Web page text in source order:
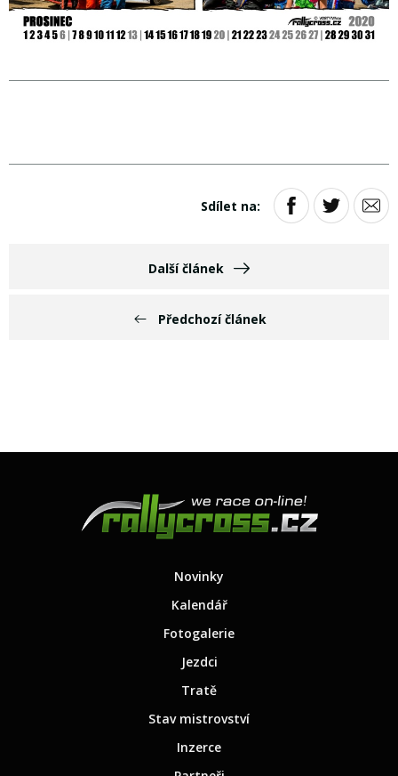
Předchozí článek
Sdílet na:
Další článek
Novinky
Kalendář
Fotogalerie
Jezdci
Tratě
Stav mistrovství
Inzerce